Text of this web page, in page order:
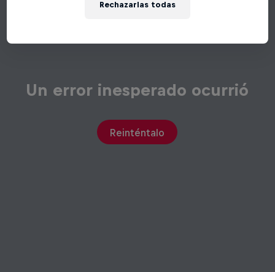
Un error inesperado ocurrió
Reinténtalo
Rechazarlas todas